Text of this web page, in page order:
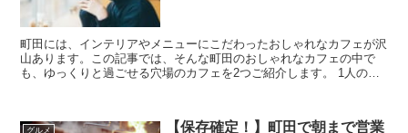
町田には、インテリアやメニューにこだわったおしゃれなカフェが沢
山あります。この記事では、そんな町田のおしゃれなカフェの中で
も、ゆっくりと過ごせる穴場のカフェを2つご紹介します。 1人の時
グルメ
【保存確定！】町田で朝まで営業